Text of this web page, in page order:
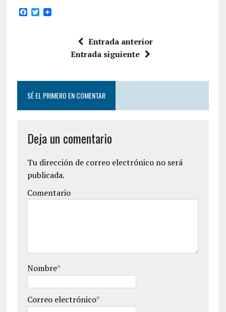
F T
Entrada anterior
Entrada siguiente
SÉ EL PRIMERO EN COMENTAR
Deja un comentario
Tu dirección de correo electrónico no será
publicada.
Comentario
Nombre*
Correo electrónico*